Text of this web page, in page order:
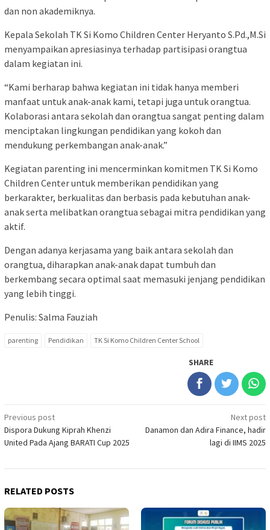
dan non akademiknya.
Kepala Sekolah TK Si Komo Children Center Heryanto S.Pd.,M.Si
menyampaikan apresiasinya terhadap partisipasi orangtua
dalam kegiatan ini.
“Kami berharap bahwa kegiatan ini tidak hanya memberi
manfaat untuk anak-anak kami, tetapi juga untuk orangtua.
Kolaborasi antara sekolah dan orangtua sangat penting dalam
menciptakan lingkungan pendidikan yang kokoh dan
mendukung perkembangan anak-anak.”
Kegiatan parenting ini mencerminkan komitmen TK Si Komo
Children Center untuk memberikan pendidikan yang
berkarakter, berkualitas dan berbasis pada kebutuhan anak-
anak serta melibatkan orangtua sebagai mitra pendidikan yang
aktif.
Dengan adanya kerjasama yang baik antara sekolah dan
orangtua, diharapkan anak-anak dapat tumbuh dan
berkembang secara optimal saat memasuki jenjang pendidikan
yang lebih tinggi.
Penulis: Salma Fauziah
parenting Pendidikan TK Si Komo Children Center School
SHARE
Post
navigation
Previous post
Dispora Dukung Kiprah Khenzi
United Pada Ajang BARATI Cup 2025
Next post
Danamon dan Adira Finance, hadir
lagi di IIMS 2025
RELATED POSTS